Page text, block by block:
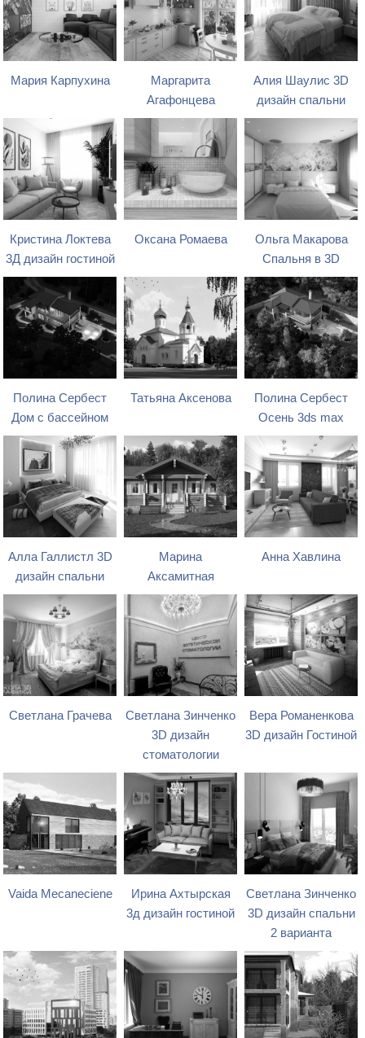
Мария Карпухина
Маргарита
Агафонцева
Алия Шаулис 3D
дизайн спальни
Кристина Локтева
3Д дизайн гостиной
Оксана Ромаева
Ольга Макарова
Спальня в 3D
Полина Сербест
Дом с бассейном
Татьяна Аксенова
Полина Сербест
Осень 3ds max
Алла Галлистл 3D
дизайн спальни
Марина
Аксамитная
Анна Хавлина
Светлана Грачева
Светлана Зинченко
3D дизайн
стоматологии
Вера Романенкова
3D дизайн Гостиной
Vaida Mecaneciene
Ирина Ахтырская
3д дизайн гостиной
Светлана Зинченко
3D дизайн спальни
2 варианта